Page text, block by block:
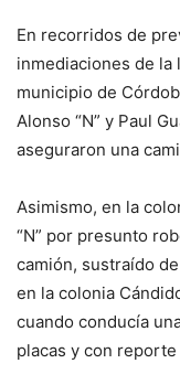
En recorridos de
inmediaciones de la
municipio de
Alonso “N” y Paul
aseguraron una
Asimismo, en la
“N” por presunto
camión, sustraído
en la colonia
cuando conducía
placas y con